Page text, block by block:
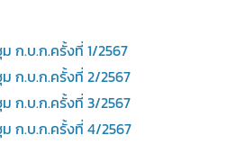
ก.บ.ก.ครั้งที่ 1/2567
ม ก.บ.ก.ครั้งที่ 2/2567
ม ก.บ.ก.ครั้งที่ 3/2567
ม ก.บ.ก.ครั้งที่ 4/2567